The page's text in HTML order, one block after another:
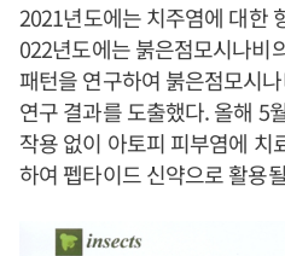
2021년도에는 치주염에 대한
022년도에는 붉은점모시나비
패턴을 연구하여 붉은점모시
연구 결과를 도출했다. 올해 5
작용 없이 아토피 피부염에 치
하여 펩타이드 신약으로 활용